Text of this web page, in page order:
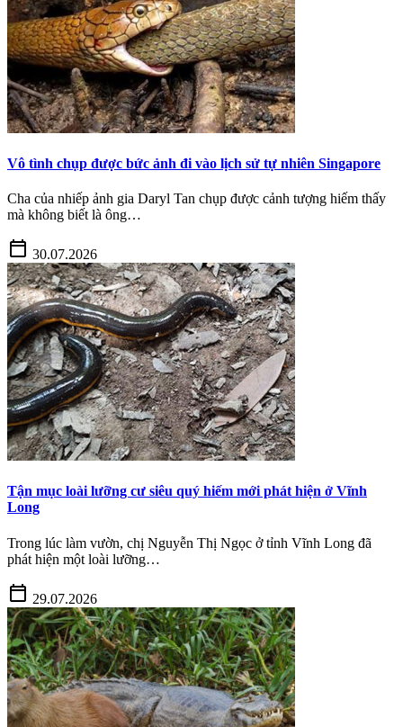
Vô tình chụp được bức ảnh đi vào lịch sử tự nhiên Singapore
Cha của nhiếp ảnh gia Daryl Tan chụp được cảnh tượng hiếm thấy
mà không biết là ông…
calendar_today 30.07.2026
Tận mục loài lưỡng cư siêu quý hiếm mới phát hiện ở Vĩnh
Long
Trong lúc làm vườn, chị Nguyễn Thị Ngọc ở tỉnh Vĩnh Long đã
phát hiện một loài lưỡng…
calendar_today 29.07.2026